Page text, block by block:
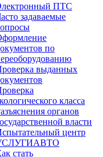
ПТС
задаваемые
по
выданных
класса
органов
власти
центр
стать